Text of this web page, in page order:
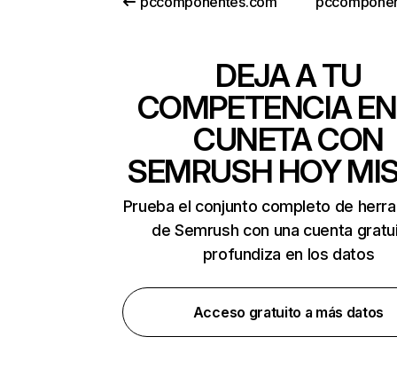
DEJA A TU
COMPETENCIA
CUNETA CON
SEMRUSH HOY
Prueba el conjunto completo de
de Semrush con una cuenta
profundiza en los datos
Acceso gratuito a más datos